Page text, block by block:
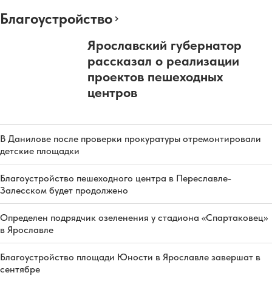
Благоустройство
Ярославский губернатор
рассказал о реализации
проектов пешеходных
центров
В Данилове после проверки прокуратуры отремонтировали
детские площадки
Благоустройство пешеходного центра в Переславле-
Залесском будет продолжено
Определен подрядчик озеленения у стадиона «Спартаковец»
в Ярославле
Благоустройство площади Юности в Ярославле завершат в
сентябре